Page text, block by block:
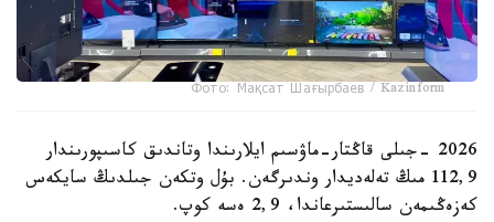
Фото: Мақсат Шағырбаев / Kazinform
2026 -جىلى قاڭتار-ماۋسىم ايلارىندا وتاندىق كاسىپورىندار
112,9 مىڭ تەلەديدار وندىرگەن. بۇل وتكەن جىلدىڭ سايكەس
كەزەڭىمەن سالىستىرعاندا، 2,9 ەسە كوپ.